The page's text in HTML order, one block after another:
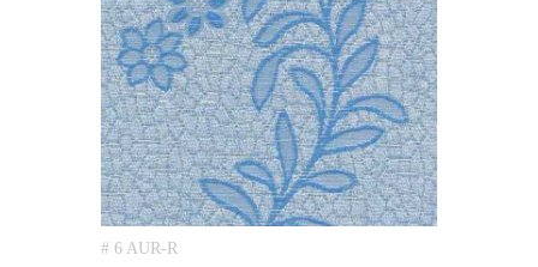
# 6 AUR-R